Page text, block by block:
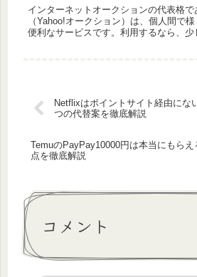
インターネットオークションの代表格で
（Yahoo!オークション）は、個人間で
便利なサービスです。利用するなら、少
Netflixはポイントサイト経由にな
つの代替案を徹底解説
TemuのPayPay10000円は本当にもら
点を徹底解説
コメント